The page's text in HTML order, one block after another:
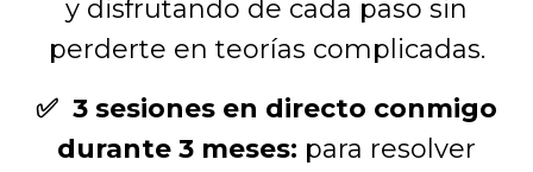
y disfrutando de cada paso sin
perderte en teorías complicadas.
✅ 3 sesiones en directo conmigo
durante 3 meses: para resolver